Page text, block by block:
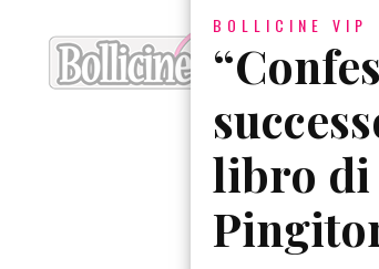
BOLLICINE VIP
libro di